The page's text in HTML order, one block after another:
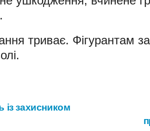
триває. Фігурантам
захисником